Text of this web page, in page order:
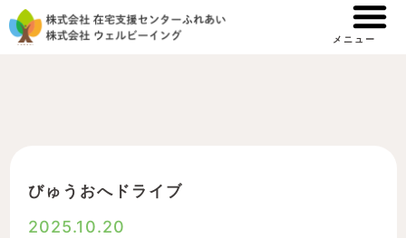
容
メニュー
びゅうおへドライブ
2025.10.20